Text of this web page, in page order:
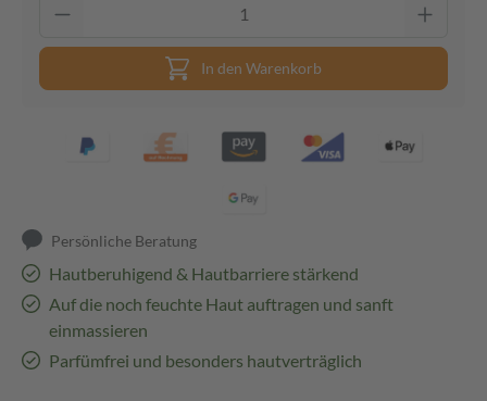
In den Warenkorb
Persönliche Beratung
Hautberuhigend & Hautbarriere stärkend
Auf die noch feuchte Haut auftragen und sanft
einmassieren
Parfümfrei und besonders hautverträglich